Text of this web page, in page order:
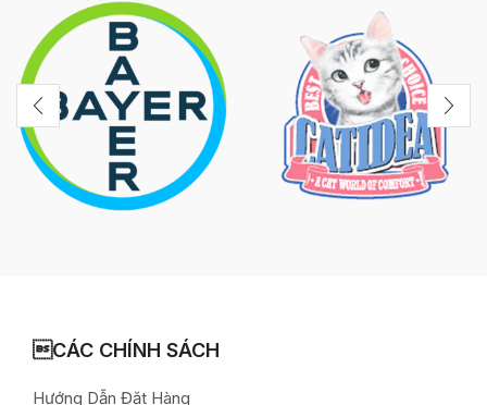
CÁC CHÍNH SÁCH
Hướng Dẫn Đặt Hàng